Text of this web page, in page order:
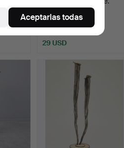
Subastado 9 dic 2024
29 USD
Aceptarlas todas